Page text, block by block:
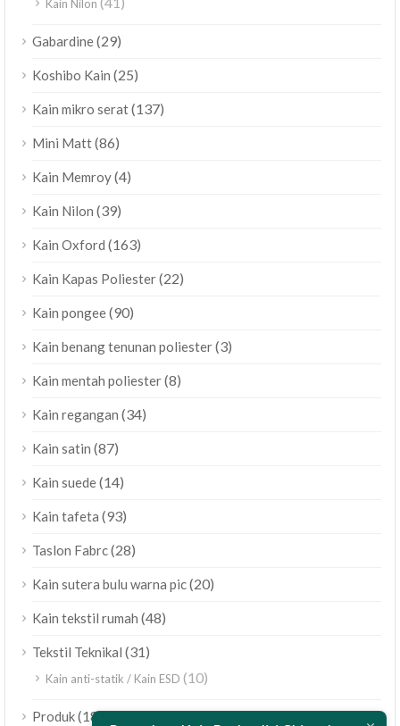
Kain Nilon
Gabardine(29)
Koshibo Kain (25)
Kain mikro serat(137)
Mini Matt(86)
Kain Memroy(4)
Kain Nilon (39)
Kain Oxford (163)
Kain Kapas Poliester(22)
Kain pongee(90)
Kain benang tenunan poliester(3)
Kain mentah poliester(8)
Kain regangan (34)
Kain satin (87)
Kain suede(14)
Kain tafeta (93)
Taslon Fabrc(28)
Kain sutera bulu warna pic(20)
Kain tekstil rumah (48)
Tekstil Teknikal (31)
Kain anti-statik / Kain ESD (10)
Produk(189)
Polski